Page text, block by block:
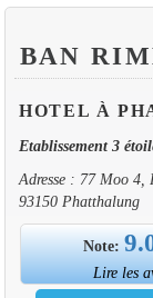
BAN
HOTEL À
Etablissement 3
Adresse : 77 Moo 4,
93150 Phatthalung
Note:
Lire les